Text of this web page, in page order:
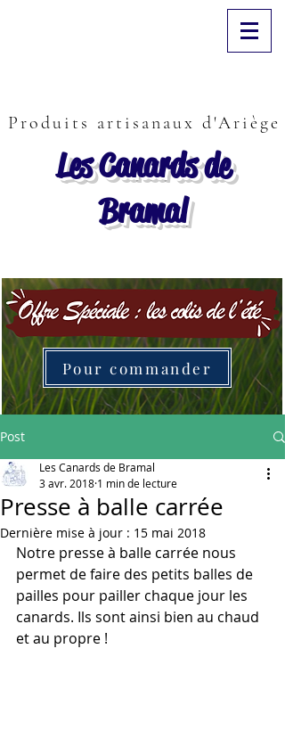
Produits artisanaux d'Ariège
Les Canards de
Bramal
Pour commander
Post
Presse à balle carrée
Les Canards de Bramal
3 avr. 2018 1 min de lecture
Dernière mise à jour : 15 mai 2018
Notre presse à balle carrée nous
permet de faire des petits balles de
pailles pour pailler chaque jour les
canards. Ils sont ainsi bien au chaud
et au propre !